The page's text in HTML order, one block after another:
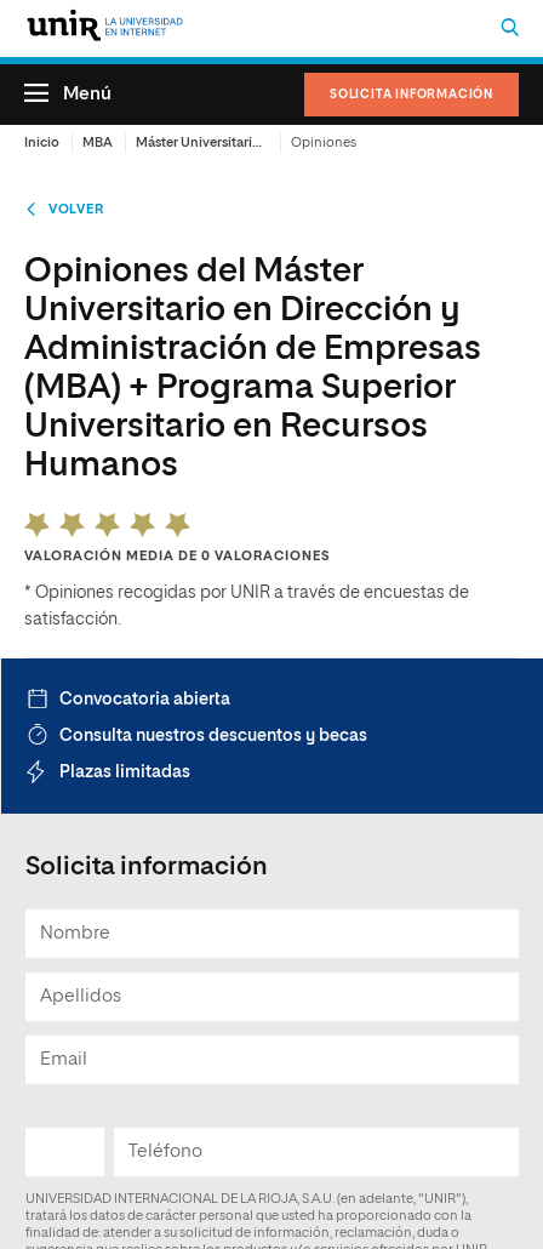
SOLICITA INFORMACIÓN
Menú
Inicio MBA Opiniones
VOLVER
Opiniones del Máster
Universitario en Dirección y
Administración de Empresas
(MBA) + Programa Superior
Universitario en Recursos
Humanos
VALORACIÓN MEDIA DE 0 VALORACIONES
* Opiniones recogidas por UNIR a través de encuestas de
satisfacción.
Convocatoria abierta
Consulta nuestros descuentos y becas
Plazas limitadas
Solicita información